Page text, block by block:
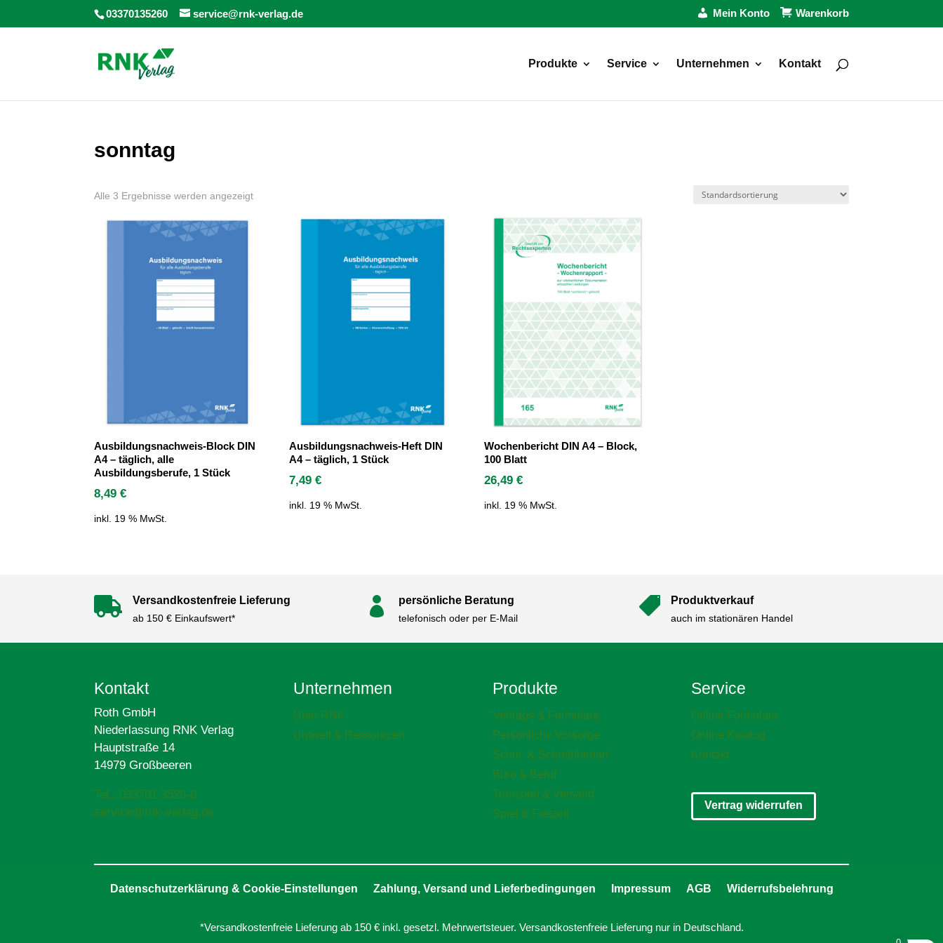
03370135260 service@rnk-verlag.de Mein Konto Warenkorb
Produkte Service Unternehmen Kontakt
sonntag
Alle 3 Ergebnisse werden angezeigt
Ausbildungsnachweis-Block DIN
A4 – täglich, alle
Ausbildungsberufe, 1 Stück
8,49€
inkl. 19 % MwSt.
Ausbildungsnachweis-Heft DIN
A4 – täglich, 1 Stück
7,49€
inkl. 19 % MwSt.
Wochenbericht DIN A4 – Block,
100 Blatt
26,49€
inkl. 19 % MwSt.
 Versandkostenfreie Lieferung
ab 150 € Einkaufswert*
 persönliche Beratung
telefonisch oder per E-Mail
 Produktverkauf
auch im stationären Handel
Kontakt
Roth GmbH
Niederlassung RNK Verlag
Hauptstraße 14
14979 Großbeeren
Tel.: 033701 3526-0
service@rnk-verlag.de
Unternehmen
Über RNK
Umwelt & Ressourcen
Produkte
Verträge & Formulare
Persönliche Vorsorge
Schul- & Schreibbedarf
Büro & Beruf
Transport & Versand
Spiel & Freizeit
Service
Online Formulare
Online Katalog
Kontakt
Vertrag widerrufen
Datenschutzerklärung & Cookie-Einstellungen Zahlung, Versand und Lieferbedingungen Impressum AGB Widerrufsbelehrung
*Versandkostenfreie Lieferung ab 150 € inkl. gesetzl. Mehrwertsteuer. Versandkostenfreie Lieferung nur in Deutschland.